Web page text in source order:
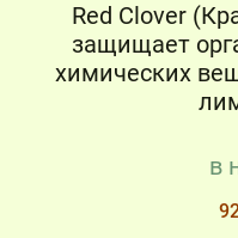
Red Clover
защищает
химических
в